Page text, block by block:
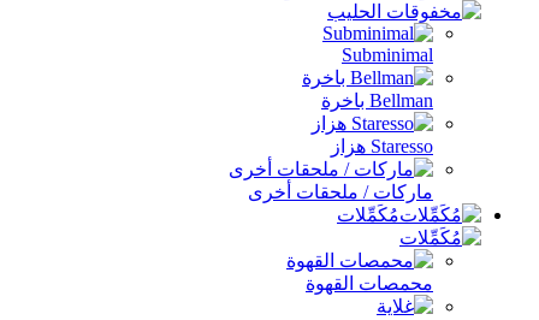
Subminimal
Bellman باخرة
Staresso هزاز
ماركات / ملحقات أخرى
مُكَمِّلات
محمصات القهوة